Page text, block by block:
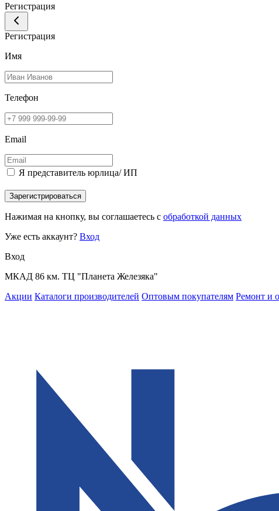
Регистрация
Регистрация
Имя
Телефон
Email
Я представитель юрлица/ ИП
Зарегистрироваться
Нажимая на кнопку, вы соглашаетесь с обработкой данных
Уже есть аккаунт? Вход
Вход
МКАД 86 км. ТЦ "Планета Железяка"
Акции Каталоги производителей Оптовым покупателям Ремонт и